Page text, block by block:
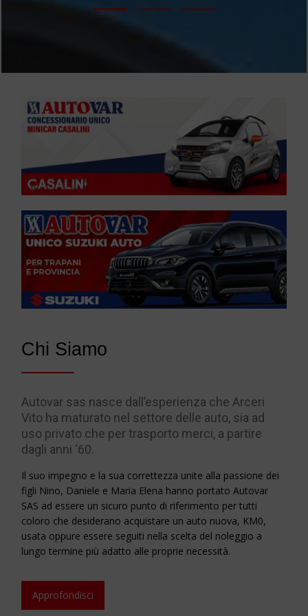
Chi Siamo
Autovar sas nasce dall’esperienza che Arceri
Vito ha maturato nel settore delle auto, sia ad
uso privato che per trasporto merci, a partire
dagli anni ‘60.
Il suo impegno e la sua correttezza unite alla passione dei
figli Nino, Daniele e Maria Elena hanno portato Autovar
SAS ad essere un sicuro punto di riferimento per tutti
coloro che desiderano acquistare un auto nuova, KM0,
usata oppure essere seguiti nella scelta del noleggio a
lungo termine più adatto alle proprie necessità.
Approfondisci